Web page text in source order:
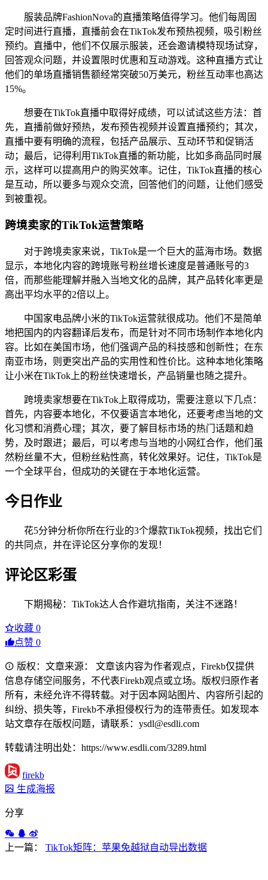
服装品牌FashionNova的直播策略值得学习。他们每周固
定时间进行直播，直播前会在TikTok发布预热视频，吸引粉丝
预约。直播中，他们不仅展示服装，还会邀请模特现场试穿，
回答观众问题，并设置限时优惠和互动游戏。这种直播方式让
他们的单场直播销售额经常突破50万美元，粉丝互动率也高达
15%。
想要在TikTok直播中取得好成绩，可以试试这些方法：首
先，直播前做好预热，发布预告视频并设置直播预约；其次，
直播中要有明确的流程，包括产品展示、互动环节和促销活
动；最后，记得利用TikTok直播的新功能，比如多商品同时展
示，这样可以提高用户的购买效率。记住，TikTok直播的核心
是互动，所以要多与观众交流，回答他们的问题，让他们感受
到被重视。
跨境卖家的TikTok运营策略
对于跨境卖家来说，TikTok是一个巨大的蓝海市场。数据
显示，本地化内容的跨境账号粉丝增长速度是普通账号的3
倍，而那些能理解并融入当地文化的品牌，其产品转化率更是
高出平均水平的2倍以上。
中国家电品牌小米的TikTok运营就很成功。他们不是简单
地把国内的内容翻译后发布，而是针对不同市场制作本地化内
容。比如在美国市场，他们强调产品的科技感和创新性；在东
南亚市场，则更突出产品的实用性和性价比。这种本地化策略
让小米在TikTok上的粉丝快速增长，产品销量也随之提升。
跨境卖家想要在TikTok上取得成功，需要注意以下几点：
首先，内容要本地化，不仅要语言本地化，还要考虑当地的文
化习惯和消费心理；其次，要了解目标市场的热门话题和趋
势，及时跟进；最后，可以考虑与当地的小网红合作，他们虽
然粉丝量不大，但粉丝粘性高，转化效果好。记住，TikTok是
一个全球平台，但成功的关键在于本地化运营。
今日作业
花5分钟分析你所在行业的3个爆款TikTok视频，找出它们
的共同点，并在评论区分享你的发现！
评论区彩蛋
下期揭秘：TikTok达人合作避坑指南，关注不迷路！
收藏 0
点赞 0
版权：文章来源： 文章该内容为作者观点，Firekb仅提供
信息存储空间服务，不代表Firekb观点或立场。版权归原作者
所有，未经允许不得转载。对于因本网站图片、内容所引起的
纠纷、损失等，Firekb不承担侵权行为的连带责任。如发现本
站文章存在版权问题，请联系：ysdl@esdli.com
转载请注明出处：https://www.esdli.com/3289.html
firekb
生成海报
分享
上一篇： TikTok矩阵：苹果免越狱自动导出数据